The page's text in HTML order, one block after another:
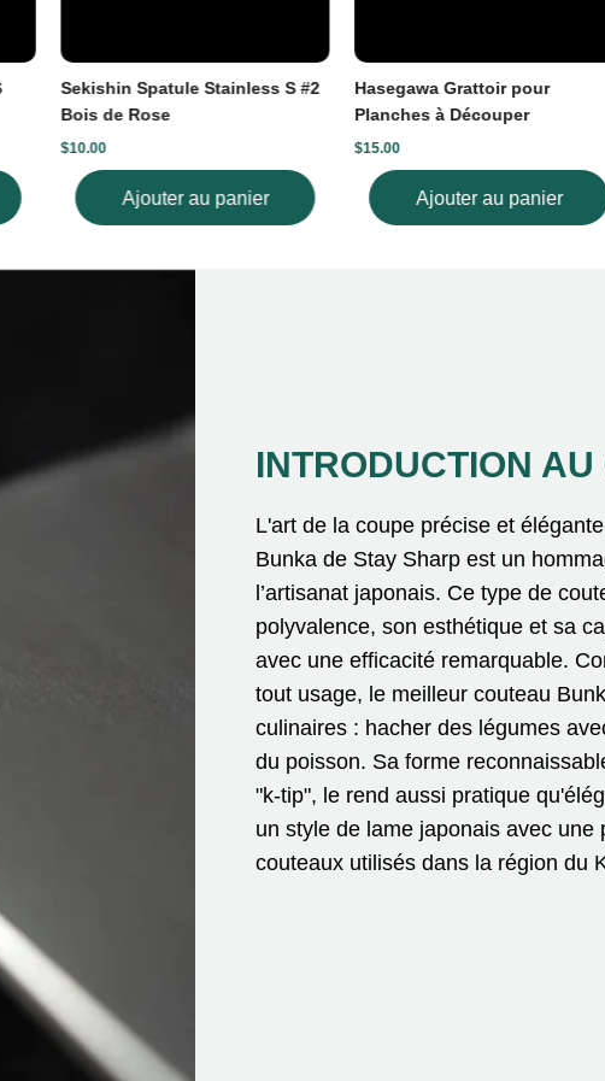
Sekishin Spatule Stainless S #2
Bois de Rose
$10.00
Ajouter au panier
Hasegawa Grattoir pour
Planches à Découper
$15.00
Ajouter au panier
INTRODUCTION
L'art de la coupe précise et
Bunka de Stay Sharp est un
l’artisanat japonais. Ce type de
polyvalence, son esthétique et sa
avec une efficacité remarquable.
tout usage, le meilleur couteau
culinaires : hacher des légumes
du poisson. Sa forme
"k-tip", le rend aussi pratique
un style de lame japonais avec
couteaux utilisés dans la région du